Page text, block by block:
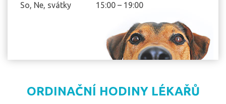
So, Ne, svátky
15:00 – 19:00
ORDINAČNÍ HODINY LÉKAŘŮ